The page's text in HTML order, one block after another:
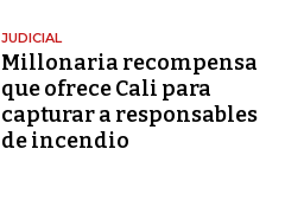
JUDICIAL
Millonaria recompensa
que ofrece Cali para
capturar a responsables
de incendio